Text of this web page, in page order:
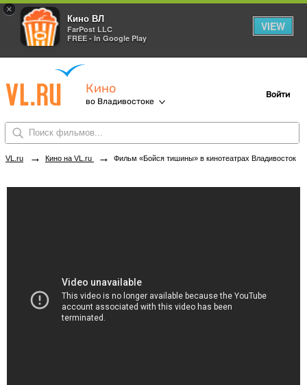
×
Кино ВЛ
FarPost LLC
FREE - In Google Play
VIEW
Кино
во Владивостоке
Войти
VL.ru → Кино на VL.ru → Фильм «Бойся тишины» в кинотеатрах Владивостока. Купить билеты!